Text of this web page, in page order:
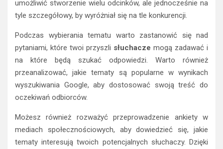
umożliwić stworzenie wielu odcinków, ale jednocześnie na
tyle szczegółowy, by wyróżniał się na tle konkurencji.
Podczas wybierania tematu warto zastanowić się nad
pytaniami, które twoi przyszli słuchacze mogą zadawać i
na które będą szukać odpowiedzi. Warto również
przeanalizować, jakie tematy są popularne w wynikach
wyszukiwania Google, aby dostosować swoją treść do
oczekiwań odbiorców.
Możesz również rozważyć przeprowadzenie ankiety w
mediach społecznościowych, aby dowiedzieć się, jakie
tematy interesują twoich potencjalnych słuchaczy. Dzięki